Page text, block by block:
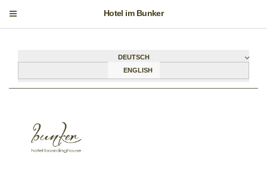
Hotel im Bunker
DEUTSCH
ENGLISH